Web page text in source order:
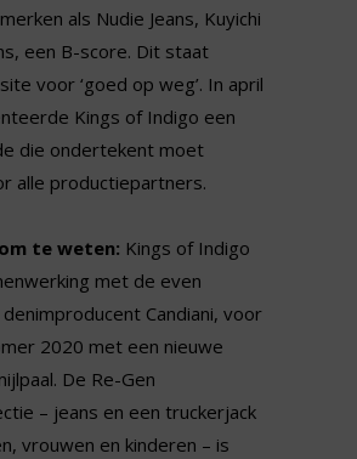
als Nudie Jeans, Kuyichi
een B-score. Dit staat
voor ‘goed op weg’. In april
Kings of Indigo een
die ondertekent moet
alle productiepartners.
te weten: Kings of Indigo
met de even
Candiani, voor
2020 met een nieuwe
De Re-Gen
– jeans en een truckerjack
vrouwen en kinderen – is